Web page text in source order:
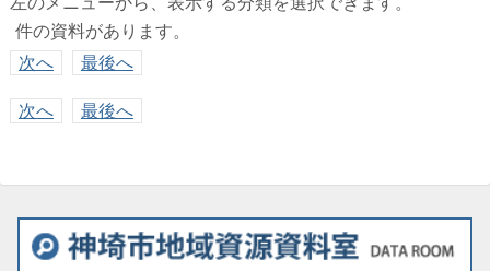
件の資料があります。
次へ
最後へ
次へ 最後へ